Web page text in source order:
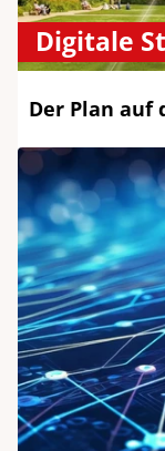
Digitale
Der Plan auf